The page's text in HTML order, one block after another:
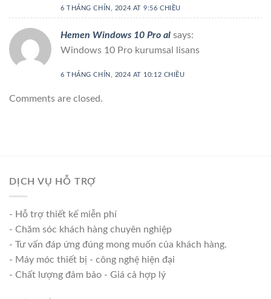
6 THÁNG CHÍN, 2024 AT 9:56 CHIỀU
Hemen Windows 10 Pro al says:
Windows 10 Pro kurumsal lisans
6 THÁNG CHÍN, 2024 AT 10:12 CHIỀU
Comments are closed.
DỊCH VỤ HỖ TRỢ
- Hỗ trợ thiết kế miễn phí
- Chăm sóc khách hàng chuyên nghiệp
- Tư vấn đáp ứng đúng mong muốn của khách hàng.
- Máy móc thiết bị - công nghệ hiện đại
- Chất lượng đảm bảo - Giá cả hợp lý